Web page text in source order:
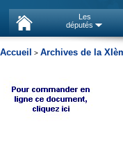
Les
députés
Accueil > Archives de la